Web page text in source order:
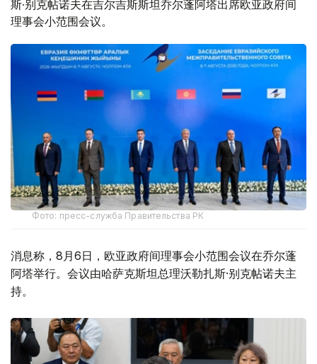
斯·别克帖诺夫在吉尔吉斯斯坦乔尔蓬阿塔出席欧亚政府间
理事会小范围会议。
Фото: пресс-служба Правительства РК
消息称，8月6日，欧亚政府间理事会小范围会议在乔尔蓬
阿塔举行。会议由哈萨克斯坦总理沃勒扎斯·别克帖诺夫主
持。